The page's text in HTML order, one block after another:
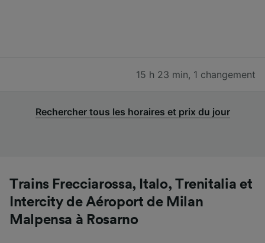
15 h 23 min, 1 changement
Rechercher tous les horaires et prix du jour
Trains Frecciarossa, Italo, Trenitalia et
Intercity de Aéroport de Milan
Malpensa à Rosarno